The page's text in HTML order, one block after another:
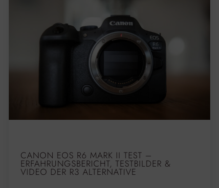
CANON EOS R6 MARK II TEST –
ERFAHRUNGSBERICHT, TESTBILDER &
VIDEO DER R3 ALTERNATIVE